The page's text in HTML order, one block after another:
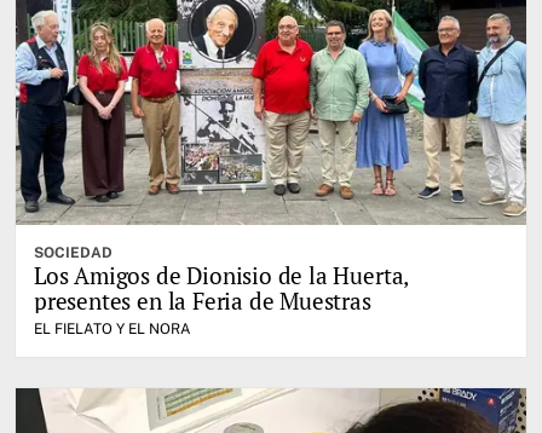
SOCIEDAD
Los Amigos de Dionisio de la Huerta,
presentes en la Feria de Muestras
EL FIELATO Y EL NORA